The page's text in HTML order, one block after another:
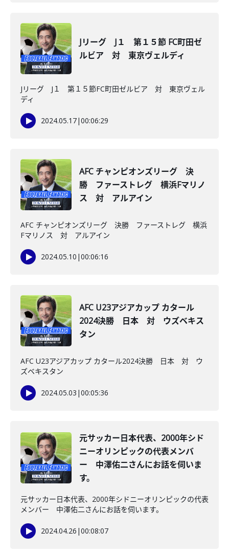
Jリーグ J１ 第１５節 FC町田ゼ
ルビア 対 東京ヴェルディ
Jリーグ J１ 第１５節FC町田ゼルビア 対 東京ヴェル
ディ
2024.05.17|00:06:29
AFC チャンピオンズリーグ 決
勝 ファーストレグ 横浜Fマリノ
ス 対 アルアイン
AFC チャンピオンズリーグ 決勝 ファーストレグ 横浜
Fマリノス 対 アルアイン
2024.05.10 |00:06:16
AFC U23アジアカップ カタール
2024決勝 日本 対 ウズベキス
タン
AFC U23アジアカップ カタール2024決勝 日本 対 ウ
ズベキスタン
2024.05.03 |00:05:36
元サッカー日本代表、2000年シド
ニーオリンピックの代表メンバ
ー 中澤佑二さんにお話を伺いま
す。
元サッカー日本代表、2000年シドニーオリンピックの代表
メンバー 中澤佑二さんにお話を伺います。
2024.04.26 |00:08:07